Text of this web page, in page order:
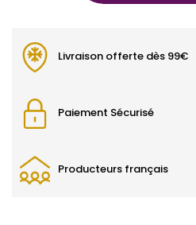
Livraison offerte dès 99€
Paiement Sécurisé
Producteurs français